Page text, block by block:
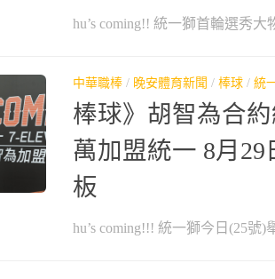
hu’s coming!! 統一獅首輪選秀
中華職棒 / 晚安體育新聞 / 棒球 / 統
棒球》胡智為合
萬加盟統一 8月
板
hu’s coming!!! 統一獅今日(25號